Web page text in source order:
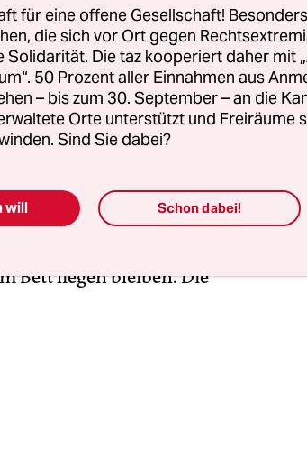
Opfer geht es in den
der nunwegen Mord
des Oberlinhauses gehört,
Die denNotstand in
Aussagen: „Ich
keine
Bett liegen bleiben. Die
für eine offene Gesellschaft!
die sich vor Ort gegen
Solidarität. Die taz kooperiert daher mit
50 Prozent aller Einnahmen aus
– bis zum 30. September – an die
Orte unterstützt und Freiräume
Sind Sie dabei?
will Schon dabei!